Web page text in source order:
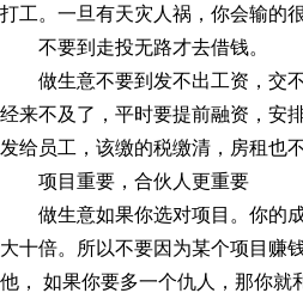
打工。一旦有天灾人祸，你会输的很
不要到走投无路才去借钱。
做生意不要到发不出工资，交
经来不及了，平时要提前融资，安
发给员工，该缴的税缴清，房租也
项目重要，合伙人更重要
做生意如果你选对项目。你的
大十倍。所以不要因为某个项目赚
他， 如果你要多一个仇人，那你就